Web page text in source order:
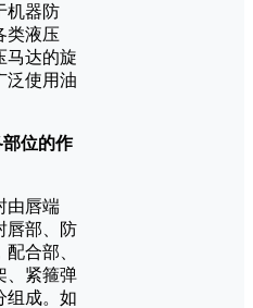
机器防
类液压
马达的旋
泛使用油
位的作
由唇端
唇部、防
合部、
、紧箍弹
组成。如